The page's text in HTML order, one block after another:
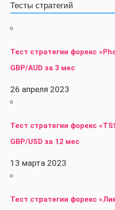
Тесты стратегий
Тест стратегии форекс
GBP/AUD за 3 мес
26 апреля 2023
Тест стратегии форекс
GBP/USD за 12 мес
13 марта 2023
Тест стратегии форекс